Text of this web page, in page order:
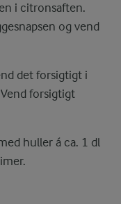
i citronsaften.
og vend
det forsigtigt i
forsigtigt
huller á ca. 1 dl